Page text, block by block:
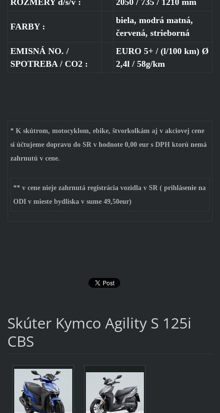
FARBY :
biela, modrá matná,
červená, strieborná
EMISNÁ NO. /
SPOTREBA / CO2 :
EURO 5+ / (l/100 km) Ø
2,4l / 58g/km
* K skútrom, motocyklom, ebike, štvorkolkám aj v akciovej cene
si účtujeme dopravu do SR v hodnote 0,00 eur s DPH ktorú nemá
zahrnutú v cene.
** v cene nieje zahrnutá registrácia vozidla v SR ( prihlásenie na
ODI v mieste bydliska v sume 49,50eur)
Skúter Kymco Agility S 125i
CBS